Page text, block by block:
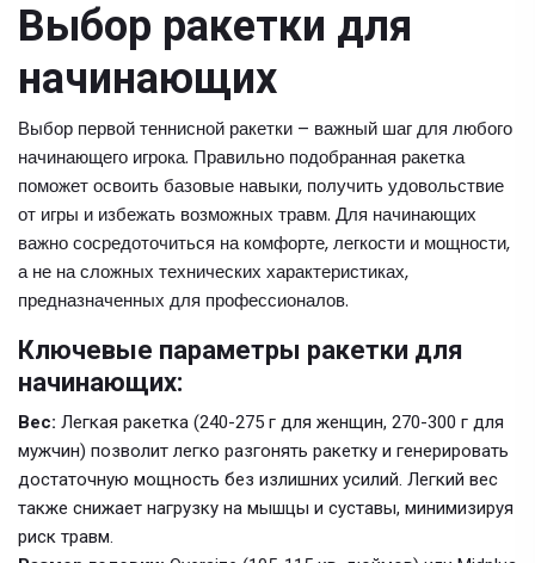
Выбор ракетки для
начинающих
Выбор первой теннисной ракетки – важный шаг для любого
начинающего игрока. Правильно подобранная ракетка
поможет освоить базовые навыки, получить удовольствие
от игры и избежать возможных травм. Для начинающих
важно сосредоточиться на комфорте, легкости и мощности,
а не на сложных технических характеристиках,
предназначенных для профессионалов.
Ключевые параметры ракетки для
начинающих:
Вес: Легкая ракетка (240-275 г для женщин, 270-300 г для
мужчин) позволит легко разгонять ракетку и генерировать
достаточную мощность без излишних усилий. Легкий вес
также снижает нагрузку на мышцы и суставы, минимизируя
риск травм.